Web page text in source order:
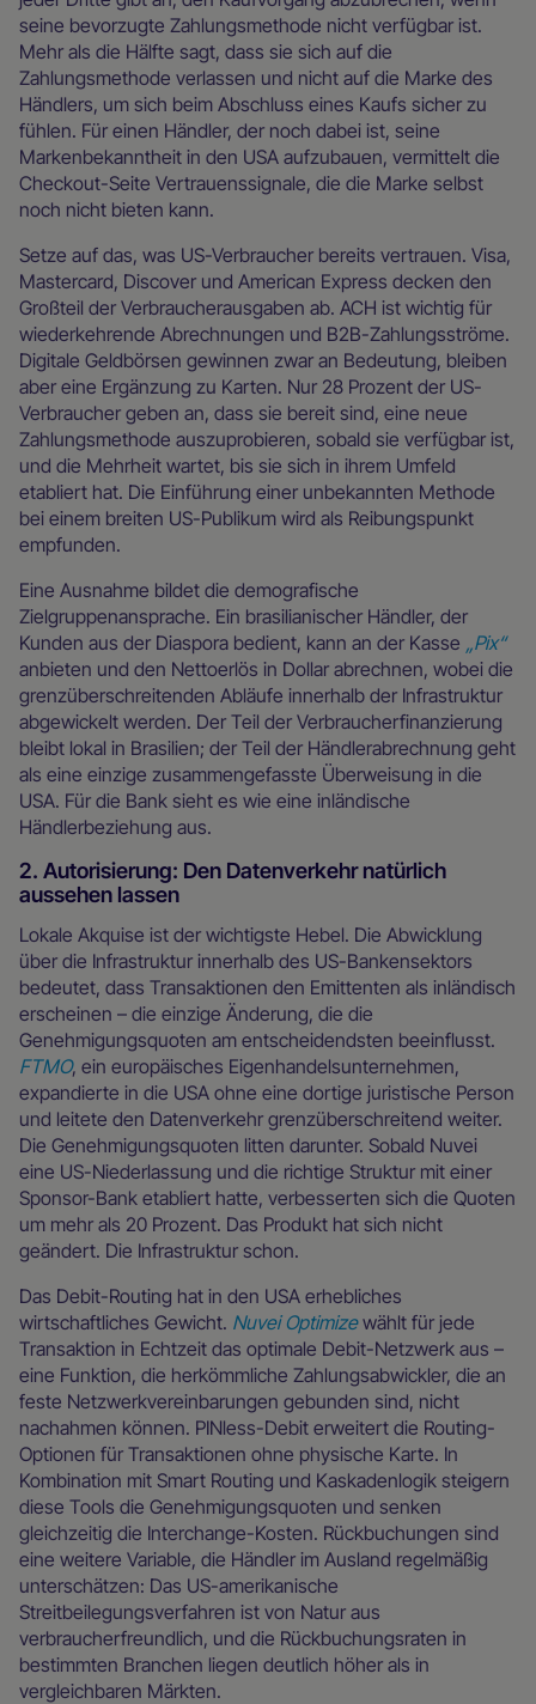
seine bevorzugte Zahlungsmethode nicht verfügbar ist.
Mehr als die Hälfte sagt, dass sie sich auf die
Zahlungsmethode verlassen und nicht auf die Marke des
Händlers, um sich beim Abschluss eines Kaufs sicher zu
fühlen. Für einen Händler, der noch dabei ist, seine
Markenbekanntheit in den USA aufzubauen, vermittelt die
Checkout-Seite Vertrauenssignale, die die Marke selbst
noch nicht bieten kann.
Setze auf das, was US-Verbraucher bereits vertrauen. Visa,
Mastercard, Discover und American Express decken den
Großteil der Verbraucherausgaben ab. ACH ist wichtig für
wiederkehrende Abrechnungen und B2B-Zahlungsströme.
Digitale Geldbörsen gewinnen zwar an Bedeutung, bleiben
aber eine Ergänzung zu Karten. Nur 28 Prozent der US-
Verbraucher geben an, dass sie bereit sind, eine neue
Zahlungsmethode auszuprobieren, sobald sie verfügbar ist,
und die Mehrheit wartet, bis sie sich in ihrem Umfeld
etabliert hat. Die Einführung einer unbekannten Methode
bei einem breiten US-Publikum wird als Reibungspunkt
empfunden.
Eine Ausnahme bildet die demografische
Zielgruppenansprache. Ein brasilianischer Händler, der
Kunden aus der Diaspora bedient, kann an der Kasse „Pix“
anbieten und den Nettoerlös in Dollar abrechnen, wobei die
grenzüberschreitenden Abläufe innerhalb der Infrastruktur
abgewickelt werden. Der Teil der Verbraucherfinanzierung
bleibt lokal in Brasilien; der Teil der Händlerabrechnung geht
als eine einzige zusammengefasste Überweisung in die
USA. Für die Bank sieht es wie eine inländische
Händlerbeziehung aus.
2. Autorisierung: Den Datenverkehr natürlich
aussehen lassen
Lokale Akquise ist der wichtigste Hebel. Die Abwicklung
über die Infrastruktur innerhalb des US-Bankensektors
bedeutet, dass Transaktionen den Emittenten als inländisch
erscheinen – die einzige Änderung, die die
Genehmigungsquoten am entscheidendsten beeinflusst.
FTMO, ein europäisches Eigenhandelsunternehmen,
expandierte in die USA ohne eine dortige juristische Person
und leitete den Datenverkehr grenzüberschreitend weiter.
Die Genehmigungsquoten litten darunter. Sobald Nuvei
eine US-Niederlassung und die richtige Struktur mit einer
Sponsor-Bank etabliert hatte, verbesserten sich die Quoten
um mehr als 20 Prozent. Das Produkt hat sich nicht
geändert. Die Infrastruktur schon.
Das Debit-Routing hat in den USA erhebliches
wirtschaftliches Gewicht. Nuvei Optimizewählt für jede
Transaktion in Echtzeit das optimale Debit-Netzwerk aus –
eine Funktion, die herkömmliche Zahlungsabwickler, die an
feste Netzwerkvereinbarungen gebunden sind, nicht
nachahmen können. PINless-Debit erweitert die Routing-
Optionen für Transaktionen ohne physische Karte. In
Kombination mit Smart Routing und Kaskadenlogik steigern
diese Tools die Genehmigungsquoten und senken
gleichzeitig die Interchange-Kosten. Rückbuchungen sind
eine weitere Variable, die Händler im Ausland regelmäßig
unterschätzen: Das US-amerikanische
Streitbeilegungsverfahren ist von Natur aus
verbraucherfreundlich, und die Rückbuchungsraten in
bestimmten Branchen liegen deutlich höher als in
vergleichbaren Märkten.